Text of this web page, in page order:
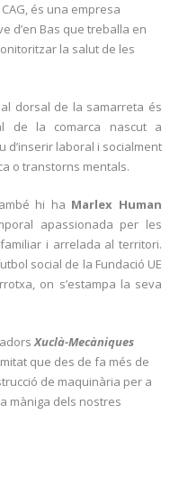
és una empresa
d’en Bas que treballa en
la salut de les
dorsal de la samarreta és
de la comarca nascut a
d’inserir laboral i socialment
o transtorns mentals.
hi ha Marlex Human
apassionada per les
i arrelada al territori.
social de la Fundació UE
on s’estampa la seva
Xuclà-Mecàniques
que des de fa més de
de maquinària per a
màniga dels nostres